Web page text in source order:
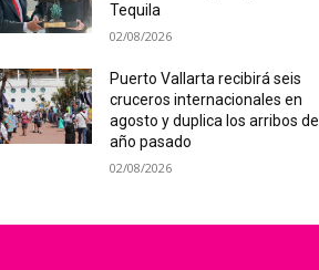
Tequila
02/08/2026
Puerto Vallarta recibirá seis
cruceros internacionales en
agosto y duplica los arribos del
año pasado
02/08/2026